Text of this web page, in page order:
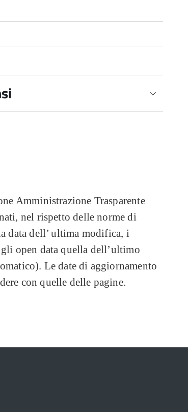
Amministrazione Trasparente
nel rispetto delle norme di
data dell’ ultima modifica, i
open data quella dell’ultimo
Le date di aggiornamento
con quelle delle pagine.